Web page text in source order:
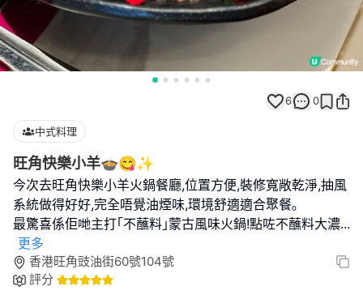
6 0
中式料理
旺角快樂小羊🍲😋✨
今次去旺角快樂小羊火鍋餐廳,位置方便,裝修寬敞乾淨,抽風
系統做得好好,完全唔覺油煙味,環境舒適適合聚餐｡
最驚喜係佢哋主打｢不蘸料｣蒙古風味火鍋!點咗不蘸料大濃...
更多
香港旺角豉油街60號104號
評分